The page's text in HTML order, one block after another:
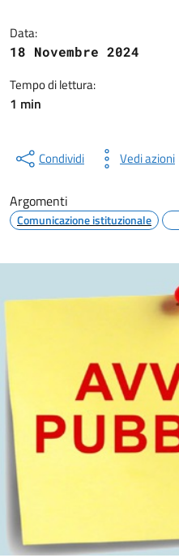
Data:
18 Novembre 2024
Tempo di lettura:
1 min
Condividi Vedi azioni
Argomenti
Comunicazione istituzionale